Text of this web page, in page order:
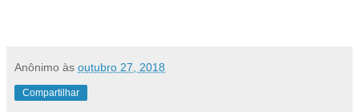
Anônimo às outubro 27, 2018
Compartilhar